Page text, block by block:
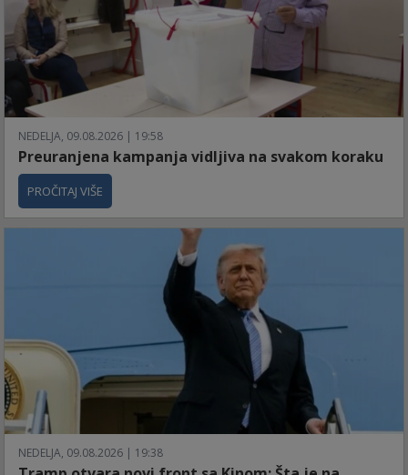
NEDELJA, 09.08.2026 | 19:58
Preuranjena kampanja vidljiva na svakom koraku
PROČITAJ VIŠE
NEDELJA, 09.08.2026 | 19:38